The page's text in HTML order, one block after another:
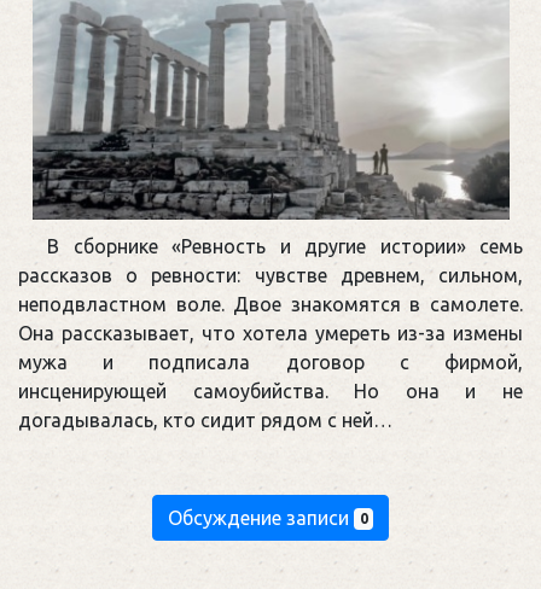
В сборнике «Ревность и другие истории» семь
рассказов о ревности: чувстве древнем, сильном,
неподвластном воле. Двое знакомятся в самолете.
Она рассказывает, что хотела умереть из-за измены
мужа и подписала договор с фирмой,
инсценирующей самоубийства. Но она и не
догадывалась, кто сидит рядом с ней…
Обсуждение записи 0